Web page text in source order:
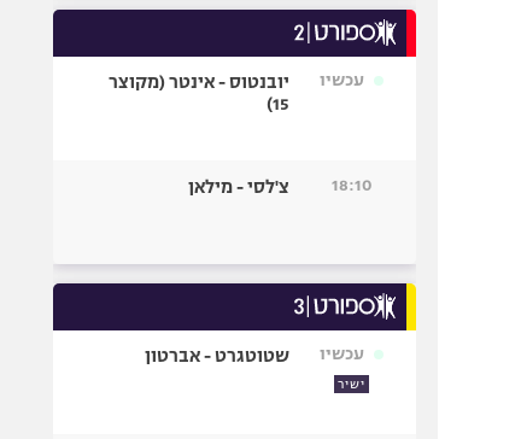
עכשיו
יובנטוס - אינטר (מקוצר
15)
18:10 צ'לסי - מילאן
עכשיו
ישיר
שטוטגרט - אברטון